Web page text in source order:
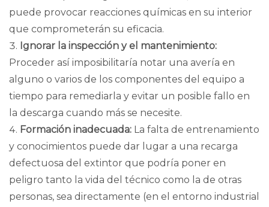
puede provocar reacciones químicas en su interior
que comprometerán su eficacia.
Ignorar la inspección y el mantenimiento:
Proceder así imposibilitaría notar una avería en
alguno o varios de los componentes del equipo a
tiempo para remediarla y evitar un posible fallo en
la descarga cuando más se necesite.
Formación inadecuada: La falta de entrenamiento
y conocimientos puede dar lugar a una recarga
defectuosa del extintor que podría poner en
peligro tanto la vida del técnico como la de otras
personas, sea directamente (en el entorno industrial